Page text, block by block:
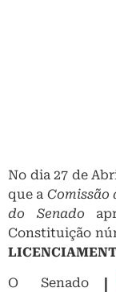
No dia 27 de
que a Comissão
do Senado
Constituição
O Senado